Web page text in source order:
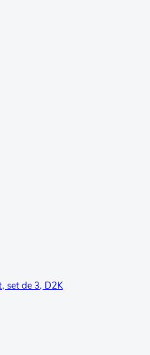
set de 3, D2K